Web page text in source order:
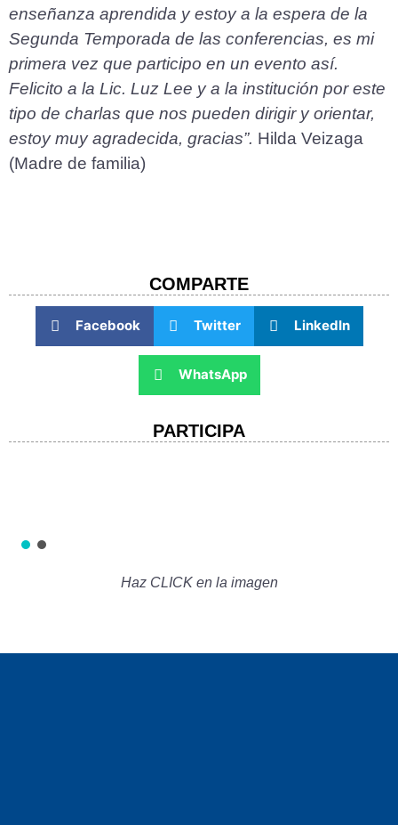
enseñanza aprendida y estoy a la espera de la
Segunda Temporada de las conferencias, es mi
primera vez que participo en un evento así.
Felicito a la Lic. Luz Lee y a la institución por este
tipo de charlas que nos pueden dirigir y orientar,
estoy muy agradecida, gracias”. Hilda Veizaga
(Madre de familia)
COMPARTE​
Facebook Twitter LinkedIn
WhatsApp
PARTICIPA
Haz CLICK en la imagen